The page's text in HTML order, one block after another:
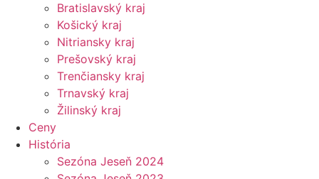
Bratislavský kraj
Košický kraj
Nitriansky kraj
Prešovský kraj
Trenčiansky kraj
Trnavský kraj
Žilinský kraj
Ceny
História
Sezóna Jeseň 2024